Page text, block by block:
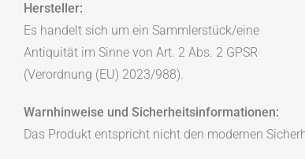
Hersteller:
Es handelt sich um ein Sammlerstück/eine
Antiquität im Sinne von Art. 2 Abs. 2 GPSR
(Verordnung (EU) 2023/988).
Warnhinweise und Sicherheitsinformationen:
Das Produkt entspricht nicht den modernen